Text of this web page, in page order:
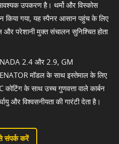
उपकरण है। थर्मो और विस्कोस
किया गया, यह स्पैनर आसान पहुंच के लिए
परेशानी मुक्त संचालन सुनिश्चित होता
2.4 और 2.9, GM
मॉडल के साथ इस्तेमाल के लिए
कोटिंग के साथ उच्च गुणवत्ता वाले कार्बन
और विश्वसनीयता की गारंटी देता है।
संपर्क करें